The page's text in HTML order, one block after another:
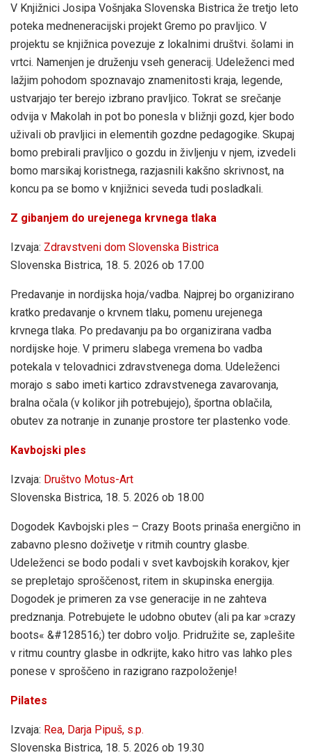
V Knjižnici Josipa Vošnjaka Slovenska Bistrica že tretjo leto
poteka medneneracijski projekt Gremo po pravljico. V
projektu se knjižnica povezuje z lokalnimi društvi. šolami in
vrtci. Namenjen je druženju vseh generacij. Udeleženci med
lažjim pohodom spoznavajo znamenitosti kraja, legende,
ustvarjajo ter berejo izbrano pravljico. Tokrat se srečanje
odvija v Makolah in pot bo ponesla v bližnji gozd, kjer bodo
uživali ob pravljici in elementih gozdne pedagogike. Skupaj
bomo prebirali pravljico o gozdu in življenju v njem, izvedeli
bomo marsikaj koristnega, razjasnili kakšno skrivnost, na
koncu pa se bomo v knjižnici seveda tudi posladkali.
Z gibanjem do urejenega krvnega tlaka
Izvaja: Zdravstveni dom Slovenska Bistrica
Slovenska Bistrica, 18. 5. 2026 ob 17.00
Predavanje in nordijska hoja/vadba. Najprej bo organizirano
kratko predavanje o krvnem tlaku, pomenu urejenega
krvnega tlaka. Po predavanju pa bo organizirana vadba
nordijske hoje. V primeru slabega vremena bo vadba
potekala v telovadnici zdravstvenega doma. Udeleženci
morajo s sabo imeti kartico zdravstvenega zavarovanja,
bralna očala (v kolikor jih potrebujejo), športna oblačila,
obutev za notranje in zunanje prostore ter plastenko vode.
Kavbojski ples
Izvaja: Društvo Motus-Art
Slovenska Bistrica, 18. 5. 2026 ob 18.00
Dogodek Kavbojski ples – Crazy Boots prinaša energično in
zabavno plesno doživetje v ritmih country glasbe.
Udeleženci se bodo podali v svet kavbojskih korakov, kjer
se prepletajo sproščenost, ritem in skupinska energija.
Dogodek je primeren za vse generacije in ne zahteva
predznanja. Potrebujete le udobno obutev (ali pa kar »crazy
boots« &#128516;) ter dobro voljo. Pridružite se, zaplešite
v ritmu country glasbe in odkrijte, kako hitro vas lahko ples
ponese v sproščeno in razigrano razpoloženje!
Pilates
Izvaja: Rea, Darja Pipuš, s.p.
Slovenska Bistrica, 18. 5. 2026 ob 19.30